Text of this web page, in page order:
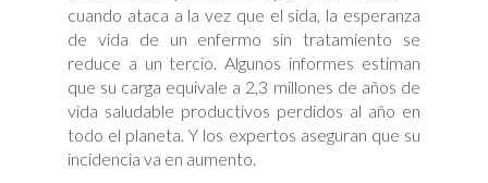
cuando ataca a la vez que el sida, la esperanza
de vida de un enfermo sin tratamiento se
reduce a un tercio. Algunos informes estiman
que su carga equivale a 2,3 millones de años de
vida saludable productivos perdidos al año en
todo el planeta. Y los expertos aseguran que su
incidencia va en aumento.